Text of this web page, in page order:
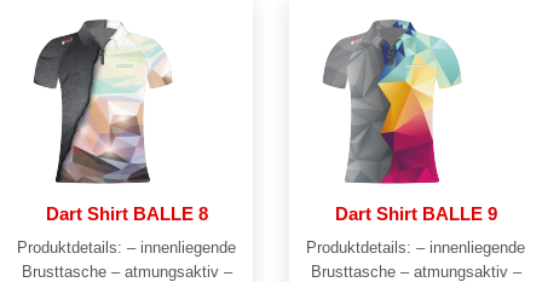
Dart Shirt BALLE 8
Produktdetails: – innenliegende
Brusttasche – atmungsaktiv –
Dart Shirt BALLE 9
Produktdetails: – innenliegende
Brusttasche – atmungsaktiv –